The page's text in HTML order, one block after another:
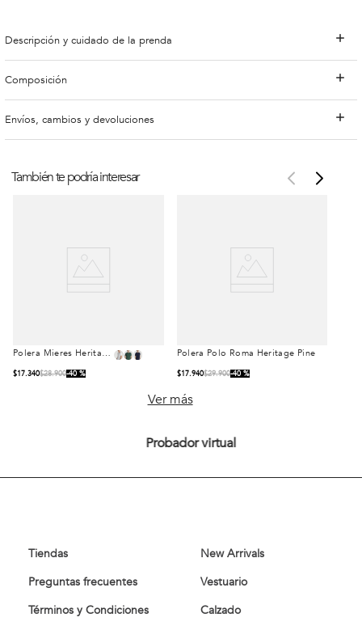
Descripción y cuidado de la prenda
Composición
Envíos, cambios y devoluciones
También te podría interesar
Polera Mieres Heritage
$17.340$28.900 40 %
Polera Polo Roma
$17.940$29.900 40 %
Ver más
Probador virtual
Tiendas
Preguntas frecuentes
Términos y Condiciones
New Arrivals
Vestuario
Calzado